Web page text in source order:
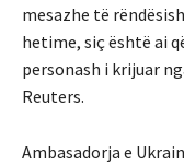
mesazhe të
hetime, siç është ai
personash i krijuar
Reuters.
Ambasadorja e